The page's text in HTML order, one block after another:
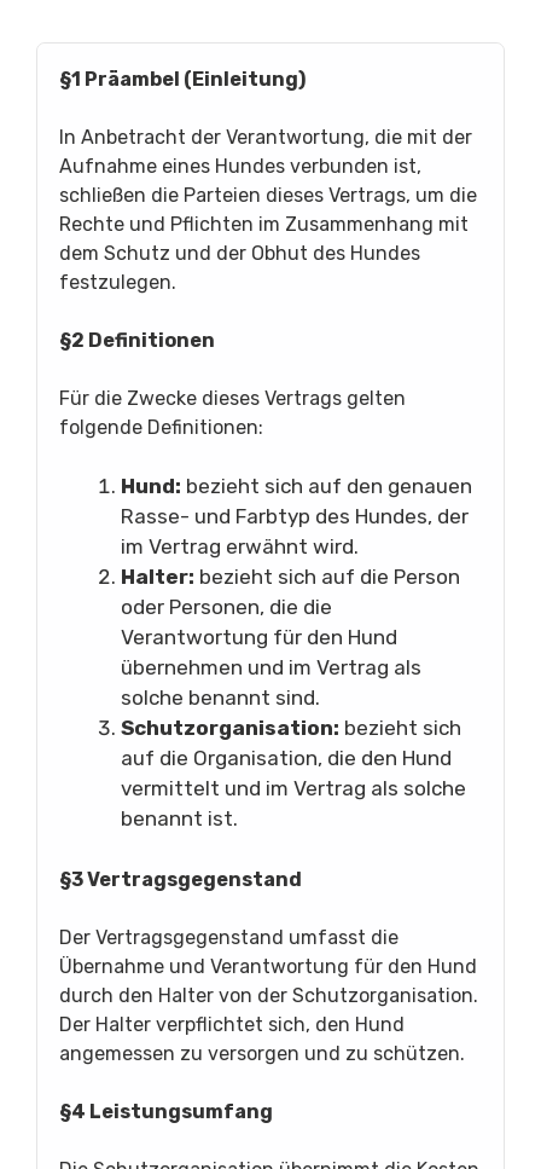
§1 Präambel (Einleitung)
In Anbetracht der Verantwortung, die mit der
Aufnahme eines Hundes verbunden ist,
schließen die Parteien dieses Vertrags, um die
Rechte und Pflichten im Zusammenhang mit
dem Schutz und der Obhut des Hundes
festzulegen.
§2 Definitionen
Für die Zwecke dieses Vertrags gelten
folgende Definitionen:
Hund: bezieht sich auf den genauen
Rasse- und Farbtyp des Hundes, der
im Vertrag erwähnt wird.
Halter: bezieht sich auf die Person
oder Personen, die die
Verantwortung für den Hund
übernehmen und im Vertrag als
solche benannt sind.
Schutzorganisation: bezieht sich
auf die Organisation, die den Hund
vermittelt und im Vertrag als solche
benannt ist.
§3 Vertragsgegenstand
Der Vertragsgegenstand umfasst die
Übernahme und Verantwortung für den Hund
durch den Halter von der Schutzorganisation.
Der Halter verpflichtet sich, den Hund
angemessen zu versorgen und zu schützen.
§4 Leistungsumfang